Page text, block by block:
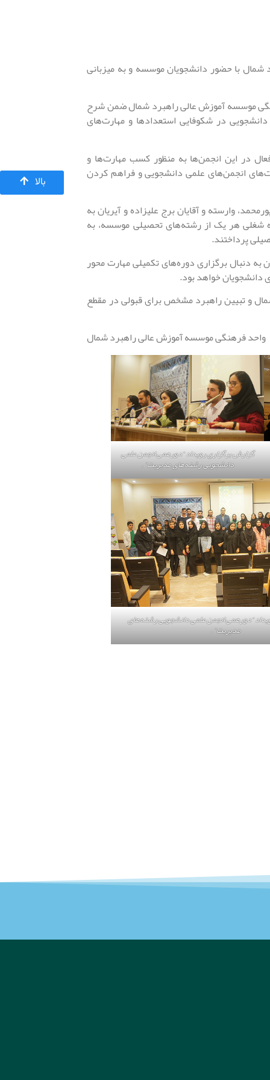
با حضور دانشجویان موسسه و به میزبانی
موسسه آموزش عالی راهبرد شمال ضمن شرح
در شکوفایی استعدادها و مهارت‌های
در این انجمن‌ها به منظور کسب مهارت‌ها و
انجمن‌های علمی دانشجویی و فراهم کردن
وارسته و آقایان برج علیزاده و آیریان به
شغلی هر یک از رشته‌های تحصیلی موسسه، به
پرداختند.
دنبال برگزاری دوره‌های تکمیلی مهارت محور
دانشجویان خواهد بود.
و تبیین راهبرد مشخص برای قبولی در مقطع
واحد فرهنگی موسسه آموزش عالی راهبرد شمال
گزارش برگزاری رویداد “دورهمی انجمن علمی
دانشجویی رشته‌های مدیریت” .
“دورهمی انجمن علمی دانشجویی رشته‌های
مدیریت” .
بالا